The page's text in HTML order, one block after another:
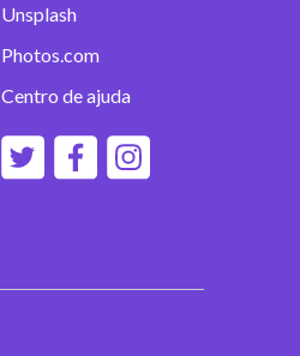
Unsplash
Photos.com
Centro de ajuda